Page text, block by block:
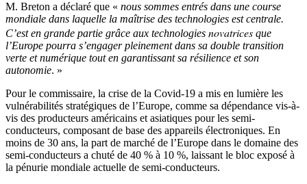
M. Breton a déclaré que « nous sommes entrés dans une course
mondiale dans laquelle la maîtrise des technologies est centrale.
C’est en grande partie grâce aux technologies novatrices que
l’Europe pourra s’engager pleinement dans sa double transition
verte et numérique tout en garantissant sa résilience et son
autonomie. »
Pour le commissaire, la crise de la Covid-19 a mis en lumière les
vulnérabilités stratégiques de l’Europe, comme sa dépendance vis-à-
vis des producteurs américains et asiatiques pour les semi-
conducteurs, composant de base des appareils électroniques. En
moins de 30 ans, la part de marché de l’Europe dans le domaine des
semi-conducteurs a chuté de 40 % à 10 %, laissant le bloc exposé à
la pénurie mondiale actuelle de semi-conducteurs.